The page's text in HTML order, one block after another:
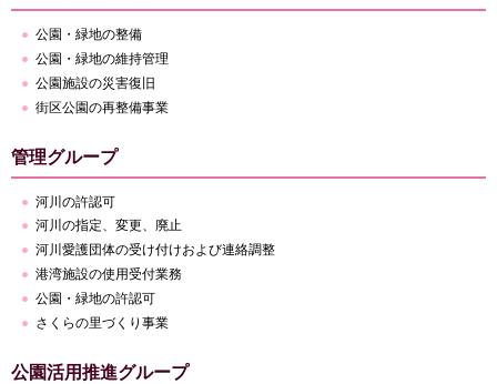
公園・緑地の整備
公園・緑地の維持管理
公園施設の災害復旧
街区公園の再整備事業
管理グループ
河川の許認可
河川の指定、変更、廃止
河川愛護団体の受け付けおよび連絡調整
港湾施設の使用受付業務
公園・緑地の許認可
さくらの里づくり事業
公園活用推進グループ